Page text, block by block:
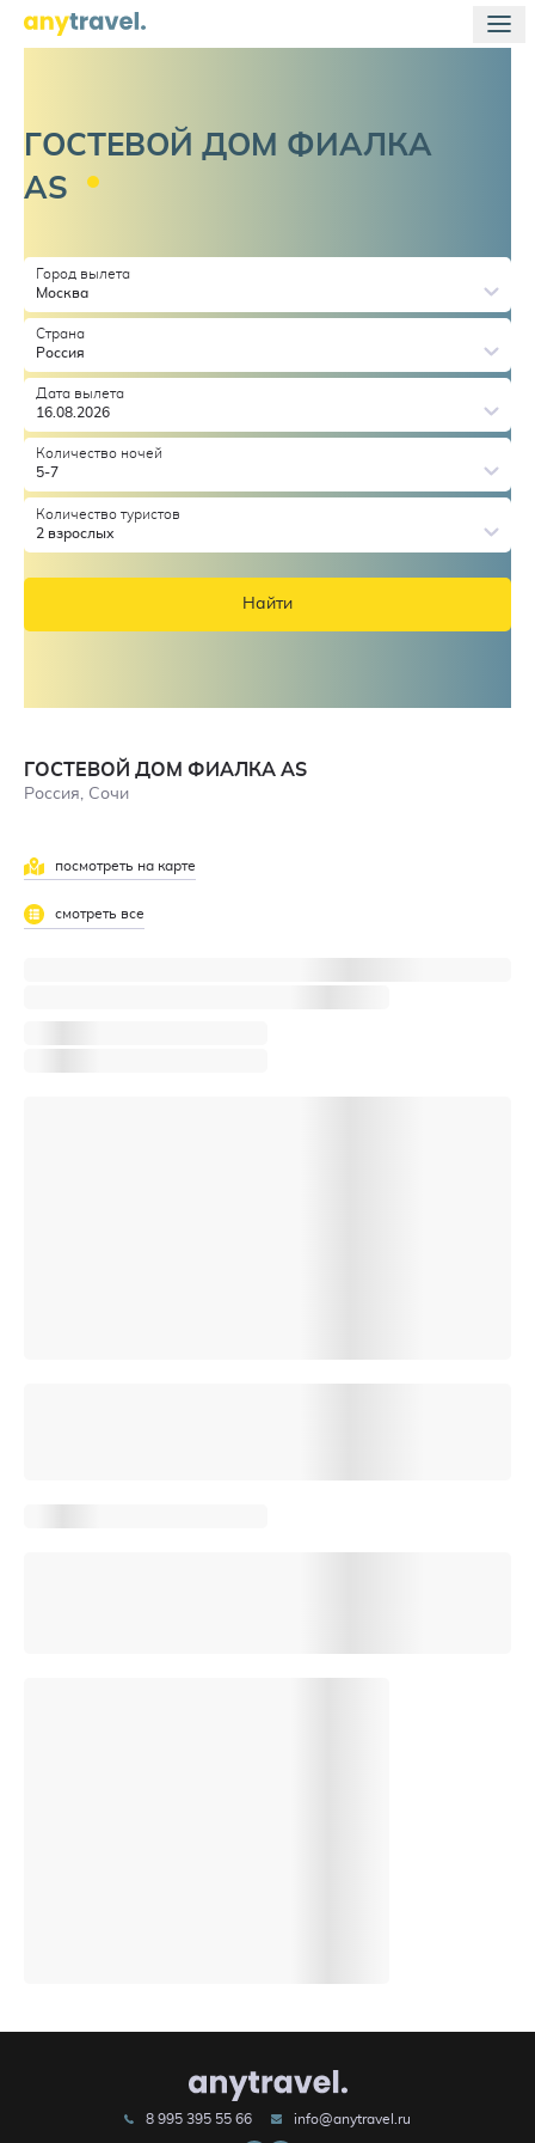
ГОСТЕВОЙ ДОМ ФИАЛКА
AS
Город вылета
Москва
Страна
Россия
Дата вылета
16.08.2026
Количество ночей
5-7
Количество туристов
2 взрослых
Найти
ГОСТЕВОЙ ДОМ ФИАЛКА AS
Россия, Сочи
посмотреть на карте
смотреть все
8 995 395 55 66 info@anytravel.ru